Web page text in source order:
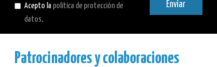
Acepto la política de protección de
datos.
Enviar
Patrocinadores y colaboraciones